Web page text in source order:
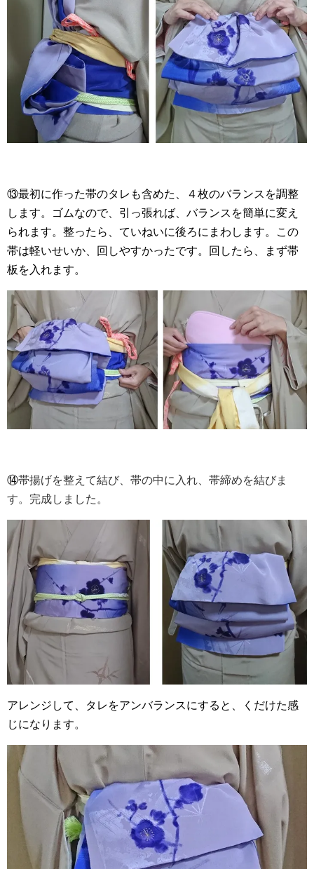
⑬最初に作った帯のタレも含めた、４枚のバランスを調整
します。ゴムなので、引っ張れば、バランスを簡単に変え
られます。整ったら、ていねいに後ろにまわします。この
帯は軽いせいか、回しやすかったです。回したら、まず帯
板を入れます。
⑭帯揚げを整えて結び、帯の中に入れ、帯締めを結びま
す。完成しました。
アレンジして、タレをアンバランスにすると、くだけた感
じになります。